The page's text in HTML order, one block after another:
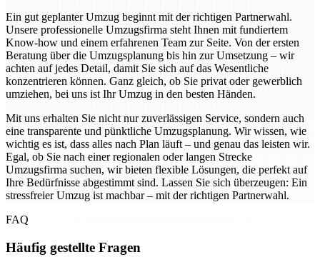
Ein gut geplanter Umzug beginnt mit der richtigen Partnerwahl.
Unsere professionelle Umzugsfirma steht Ihnen mit fundiertem
Know-how und einem erfahrenen Team zur Seite. Von der ersten
Beratung über die Umzugsplanung bis hin zur Umsetzung – wir
achten auf jedes Detail, damit Sie sich auf das Wesentliche
konzentrieren können. Ganz gleich, ob Sie privat oder gewerblich
umziehen, bei uns ist Ihr Umzug in den besten Händen.
Mit uns erhalten Sie nicht nur zuverlässigen Service, sondern auch
eine transparente und pünktliche Umzugsplanung. Wir wissen, wie
wichtig es ist, dass alles nach Plan läuft – und genau das leisten wir.
Egal, ob Sie nach einer regionalen oder langen Strecke
Umzugsfirma suchen, wir bieten flexible Lösungen, die perfekt auf
Ihre Bedürfnisse abgestimmt sind. Lassen Sie sich überzeugen: Ein
stressfreier Umzug ist machbar – mit der richtigen Partnerwahl.
FAQ
Häufig gestellte Fragen